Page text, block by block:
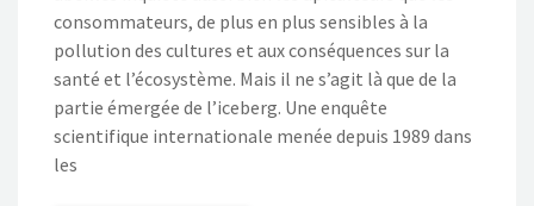
consommateurs, de plus en plus sensibles à la
pollution des cultures et aux conséquences sur la
santé et l’écosystème. Mais il ne s’agit là que de la
partie émergée de l’iceberg. Une enquête
scientifique internationale menée depuis 1989 dans
les